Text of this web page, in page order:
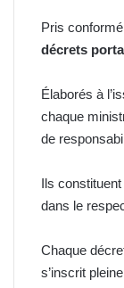
Pris
décrets
Élaborés à
chaque
de
Ils
dans le
Chaque
s’inscrit